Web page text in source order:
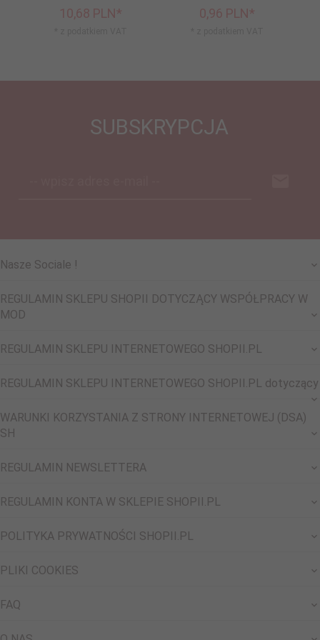
10,68 PLN* 0,96 PLN*
SUBSKRYPCJA
Nasze Sociale !
REGULAMIN SKLEPU SHOPII DOTYCZĄCY WSPÓŁPRACY W
MOD
REGULAMIN SKLEPU INTERNETOWEGO SHOPII.PL
REGULAMIN SKLEPU INTERNETOWEGO SHOPII.PL dotyczący
WARUNKI KORZYSTANIA Z STRONY INTERNETOWEJ (DSA)
SH
REGULAMIN NEWSLETTERA
REGULAMIN KONTA W SKLEPIE SHOPII.PL
POLITYKA PRYWATNOŚCI SHOPII.PL
PLIKI COOKIES
FAQ